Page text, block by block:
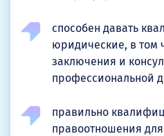
способен давать
юридические, в том
заключения и
профессиональной
правильно
правоотношения